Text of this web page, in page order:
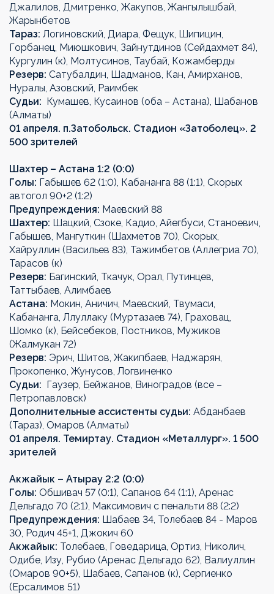
Джалилов, Дмитренко, Жакупов, Жангылышбай,
Жарынбетов
Тараз: Логиновский, Диара, Фещук, Шипицин,
Горбанец, Миюшкович, Зайнутдинов (Сейдахмет 84),
Кургулин (к), Молтусинов, Таубай, Кожамберды
Резерв: Сатубалдин, Шадманов, Кан, Амирханов,
Нуралы, Азовский, Раимбек
Судьи: Кумашев, Кусаинов (оба – Астана), Шабанов
(Алматы)
01 апреля. п.Затобольск. Стадион «Затоболец». 2
500 зрителей
Шахтер – Астана 1:2 (0:0)
Голы: Габышев 62 (1:0), Кабананга 88 (1:1), Скорых
автогол 90+2 (1:2)
Предупреждения: Маевский 88
Шахтер: Шацкий, Сзоке, Кадио, Айегбуси, Станоевич,
Габышев, Мангуткин (Шахметов 70), Скорых,
Хайруллин (Васильев 83), Тажимбетов (Аллегриа 70),
Тарасов (к)
Резерв: Багинский, Ткачук, Орал, Путинцев,
Таттыбаев, Алимбаев
Астана: Мокин, Аничич, Маевский, Твумаси,
Кабананга, Ллуллаку (Муртазаев 74), Граховац,
Шомко (к), Бейсебеков, Постников, Мужиков
(Жалмукан 72)
Резерв: Эрич, Шитов, Жакипбаев, Наджарян,
Прокопенко, Жунусов, Логвиненко
Судьи: Гаузер, Бейжанов, Виноградов (все –
Петропавловск)
Дополнительные ассистенты судьи: Абданбаев
(Тараз), Омаров (Алматы)
01 апреля. Темиртау. Стадион «Металлург». 1 500
зрителей
Акжайык – Атырау 2:2 (0:0)
Голы: Обшивач 57 (0:1), Сапанов 64 (1:1), Аренас
Дельгадо 70 (2:1), Максимович с пенальти 88 (2:2)
Предупреждения: Шабаев 34, Толебаев 84 - Маров
30, Родич 45+1, Джокич 60
Акжайык: Толебаев, Говедарица, Ортиз, Николич,
Одибе, Изу, Рубио (Аренас Дельгадо 62), Валиуллин
(Омаров 90+5), Шабаев, Сапанов (к), Сергиенко
(Ерсалимов 51)